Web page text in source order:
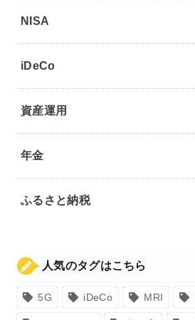
NISA
iDeCo
資産運用
年金
ふるさと納税
人気のタグはこちら
5G iDeCo MRI